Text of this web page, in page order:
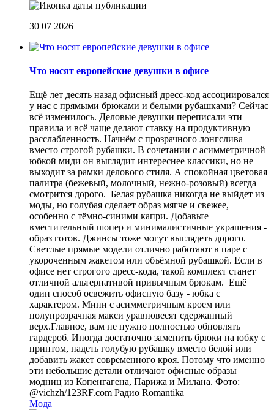
30 07 2026
Что носят европейские девушки в офисе
Ещё лет десять назад офисный дресс-код ассоциировался
у нас с прямыми брюками и белыми рубашками? Сейчас
всё изменилось. Деловые девушки переписали эти
правила и всё чаще делают ставку на продуктивную
расслабленность. Начнём с прозрачного лонгслива
вместо строгой рубашки. В сочетании с асимметричной
юбкой миди он выглядит интереснее классики, но не
выходит за рамки делового стиля. А спокойная цветовая
палитра (бежевый, молочный, нежно-розовый) всегда
смотрится дорого. Белая рубашка никогда не выйдет из
моды, но голубая сделает образ мягче и свежее,
особенно с тёмно-синими капри. Добавьте
вместительный шопер и минималистичные украшения -
образ готов. Джинсы тоже могут выглядеть дорого.
Светлые прямые модели отлично работают в паре с
укороченным жакетом или объёмной рубашкой. Если в
офисе нет строгого дресс-кода, такой комплект станет
отличной альтернативой привычным брюкам. Ещё
один способ освежить офисную базу - юбка с
характером. Мини с асимметричным кроем или
полупрозрачная макси уравновесят сдержанный
верх.Главное, вам не нужно полностью обновлять
гардероб. Иногда достаточно заменить брюки на юбку с
принтом, надеть голубую рубашку вместо белой или
добавить жакет современного кроя. Потому что именно
эти небольшие детали отличают офисные образы
модниц из Копенгагена, Парижа и Милана. Фото:
@vichzh/123RF.com Радио Romantika
Мода